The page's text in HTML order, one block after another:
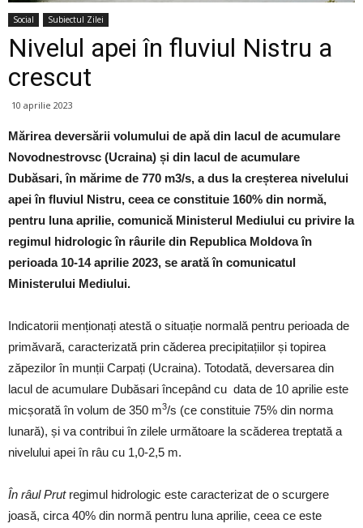
Social Subiectul Zilei
Nivelul apei în fluviul Nistru a
crescut
10 aprilie 2023
Mărirea deversării volumului de apă din lacul de acumulare
Novodnestrovsc (Ucraina) și din lacul de acumulare
Dubăsari, în mărime de 770 m3/s, a dus la creșterea nivelului
apei în fluviul Nistru, ceea ce constituie 160% din normă,
pentru luna aprilie, comunică Ministerul Mediului cu privire la
regimul hidrologic în râurile din Republica Moldova în
perioada 10-14 aprilie 2023, se arată în comunicatul
Ministerului Mediului.
Indicatorii menționați atestă o situație normală pentru perioada de
primăvară, caracterizată prin căderea precipitațiilor și topirea
zăpezilor în munții Carpați (Ucraina). Totodată, deversarea din
lacul de acumulare Dubăsari începând cu data de 10 aprilie este
micșorată în volum de 350 m3/s (ce constituie 75% din norma
lunară), și va contribui în zilele următoare la scăderea treptată a
nivelului apei în râu cu 1,0-2,5 m.
În râul Prutregimul hidrologic este caracterizat de o scurgere
joasă, circa 40% din normă pentru luna aprilie, ceea ce este